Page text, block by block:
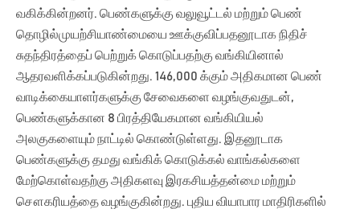
வகிக்கின்றனர். பெண்களுக்கு வலுவூட்டல் மற்றும் பெண்
தொழில்முயற்சியாண்மையை ஊக்குவிப்பதனூடாக நிதிச்
சுதந்திரத்தைப் பெற்றுக் கொடுப்பதற்கு வங்கியினால்
ஆதரவளிக்கப்படுகின்றது. 146,000 க்கும் அதிகமான பெண்
வாடிக்கையாளர்களுக்கு சேவைகளை வழங்குவதுடன்,
பெண்களுக்கான 8 பிரத்தியேகமான வங்கியியல்
அலகுகளையும் நாட்டில் கொண்டுள்ளது. இதனூடாக
பெண்களுக்கு தமது வங்கிக் கொடுக்கல் வாங்கல்களை
மேற்கொள்வதற்கு அதிகளவு இரகசியத்தன்மை மற்றும்
சௌகரியத்தை வழங்குகின்றது. புதிய வியாபார மாதிரிகளில்